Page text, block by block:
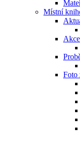
Místní
Akce
Foto